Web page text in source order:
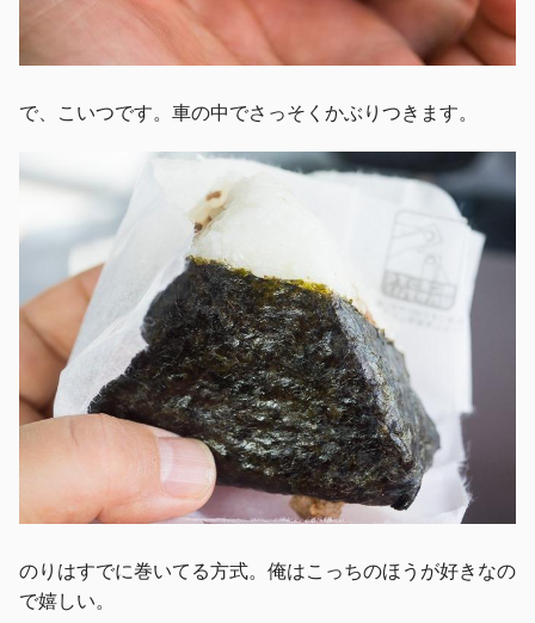
で、こいつです。車の中でさっそくかぶりつきます。
のりはすでに巻いてる方式。俺はこっちのほうが好きなの
で嬉しい。